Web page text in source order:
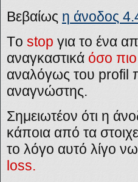
Βεβαίως η άνοδος
Τo stop για το ένα
αναγκαστικά όσο
αναλόγως του profil
αναγνώστης.
Σημειωτέον ότι η
κάποια από τα
το λόγο αυτό λίγο
loss.